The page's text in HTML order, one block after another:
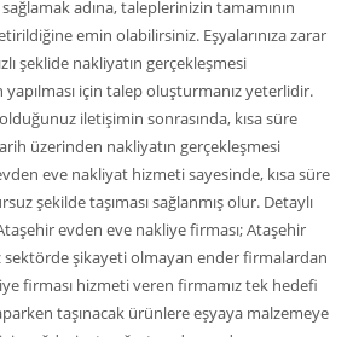
adına, taleplerinizin tamamının
emin olabilirsiniz. Eşyalarınıza zarar
şeklide nakliyatın gerçekleşmesi
yapılması için talep oluşturmanız yeterlidir.
iletişimin sonrasında, kısa süre
üzerinden nakliyatın gerçekleşmesi
eve nakliyat hizmeti sayesinde, kısa süre
şekilde taşıması sağlanmış olur. Detaylı
evden eve nakliye firması; Ataşehir
sektörde şikayeti olmayan ender firmalardan
firması hizmeti veren firmamız tek hedefi
taşınacak ürünlere eşyaya malzemeye